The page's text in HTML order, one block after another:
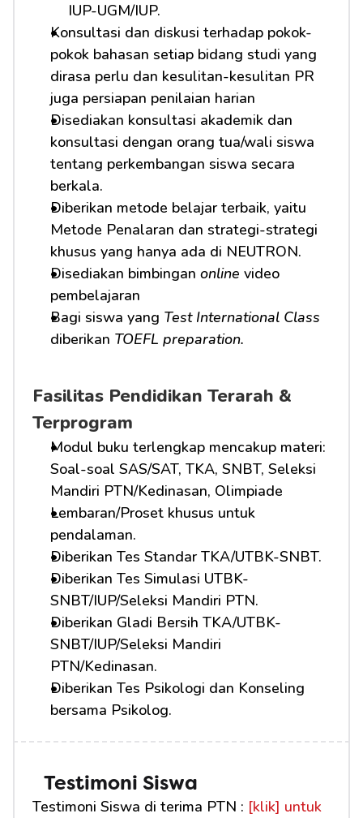
IUP-UGM/IUP.
Konsultasi dan diskusi terhadap pokok-
pokok bahasan setiap bidang studi yang
dirasa perlu dan kesulitan-kesulitan PR
juga persiapan penilaian harian
Disediakan konsultasi akademik dan
konsultasi dengan orang tua/wali siswa
tentang perkembangan siswa secara
berkala.
Diberikan metode belajar terbaik, yaitu
Metode Penalaran dan strategi-strategi
khusus yang hanya ada di NEUTRON.
Disediakan bimbingan online video
pembelajaran
Bagi siswa yang Test International Class
diberikan TOEFL preparation.
Fasilitas Pendidikan Terarah &
Terprogram
Modul buku terlengkap mencakup materi:
Soal-soal SAS/SAT, TKA, SNBT, Seleksi
Mandiri PTN/Kedinasan, Olimpiade
Lembaran/Proset khusus untuk
pendalaman.
Diberikan Tes Standar TKA/UTBK-SNBT.
Diberikan Tes Simulasi UTBK-
SNBT/IUP/Seleksi Mandiri PTN.
Diberikan Gladi Bersih TKA/UTBK-
SNBT/IUP/Seleksi Mandiri
PTN/Kedinasan.
Diberikan Tes Psikologi dan Konseling
bersama Psikolog.
Testimoni Siswa
Testimoni Siswa di terima PTN : [klik] untuk